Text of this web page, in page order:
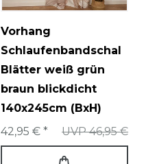
Vorhang
Schlaufenbandschal
Blätter weiß grün
braun blickdicht
140x245cm (BxH)
UVP 46,95 €
42,95 € *